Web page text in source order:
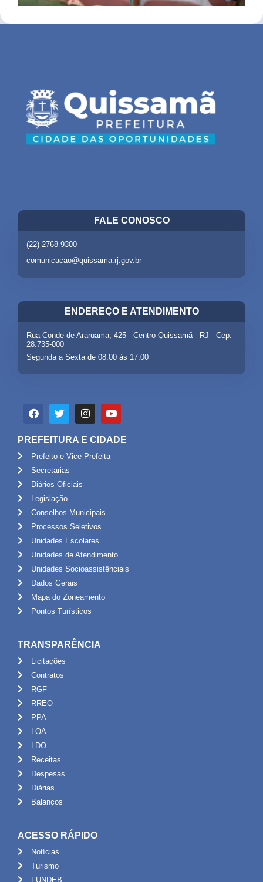
FALE CONOSCO
(22) 2768-9300
comunicacao@quissama.rj.gov.br
ENDEREÇO E ATENDIMENTO
Rua Conde de Araruama, 425 - Centro Quissamã - RJ - Cep:
28.735-000
Segunda a Sexta de 08:00 às 17:00
PREFEITURA E CIDADE
Prefeito e Vice Prefeita
Secretarias
Diários Oficiais
Legislação
Conselhos Municipais
Processos Seletivos
Unidades Escolares
Unidades de Atendimento
Unidades Socioassistênciais
Dados Gerais
Mapa do Zoneamento
Pontos Turísticos
TRANSPARÊNCIA
Licitações
Contratos
RGF
RREO
PPA
LOA
LDO
Receitas
Despesas
Diárias
Balanços
ACESSO RÁPIDO
Notícias
Turismo
FUNDEB